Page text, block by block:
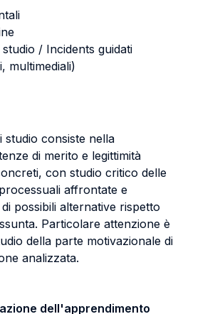
studio / Incidents guidati
multimediali)
studio consiste nella
di merito e legittimità
con studio critico delle
affrontate e
possibili alternative rispetto
Particolare attenzione è
della parte motivazionale di
analizzata.
dell'apprendimento